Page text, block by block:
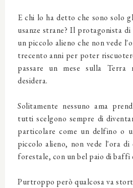
E chi lo ha detto che sono solo
usanze strane? Il protagonista
un piccolo alieno che non vede
trecento anni per poter
passare un mese sulla
desidera.
Solitamente nessuno ama
tutti scelgono sempre di
particolare come un delfino o
piccolo alieno, non vede l'ora di
forestale, con un bel paio di baffi
Purtroppo però qualcosa va